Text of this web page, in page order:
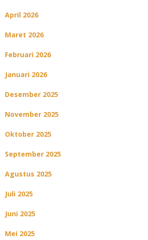
April 2026
Maret 2026
Februari 2026
Januari 2026
Desember 2025
November 2025
Oktober 2025
September 2025
Agustus 2025
Juli 2025
Juni 2025
Mei 2025